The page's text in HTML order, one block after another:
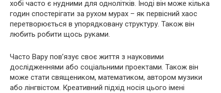
хобі часто є нудними для однолітків. Іноді він може кілька
годин спостерігати за рухом мурах – як первісний хаос
перетворюється в упорядковану структуру. Також він
любить робити щось руками.
Часто Вару пов’язує своє життя з науковими
дослідженнями або соціальними проектами. Також він
може стати священиком, математиком, автором музики
або лінгвістом. Креативний підхід носія цього імені